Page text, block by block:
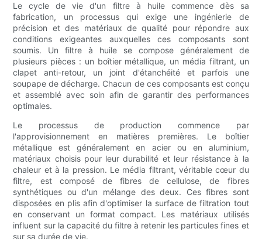
Le cycle de vie d'un filtre à huile commence dès sa
fabrication, un processus qui exige une ingénierie de
précision et des matériaux de qualité pour répondre aux
conditions exigeantes auxquelles ces composants sont
soumis. Un filtre à huile se compose généralement de
plusieurs pièces : un boîtier métallique, un média filtrant, un
clapet anti-retour, un joint d'étanchéité et parfois une
soupape de décharge. Chacun de ces composants est conçu
et assemblé avec soin afin de garantir des performances
optimales.
Le processus de production commence par
l'approvisionnement en matières premières. Le boîtier
métallique est généralement en acier ou en aluminium,
matériaux choisis pour leur durabilité et leur résistance à la
chaleur et à la pression. Le média filtrant, véritable cœur du
filtre, est composé de fibres de cellulose, de fibres
synthétiques ou d'un mélange des deux. Ces fibres sont
disposées en plis afin d'optimiser la surface de filtration tout
en conservant un format compact. Les matériaux utilisés
influent sur la capacité du filtre à retenir les particules fines et
sur sa durée de vie.